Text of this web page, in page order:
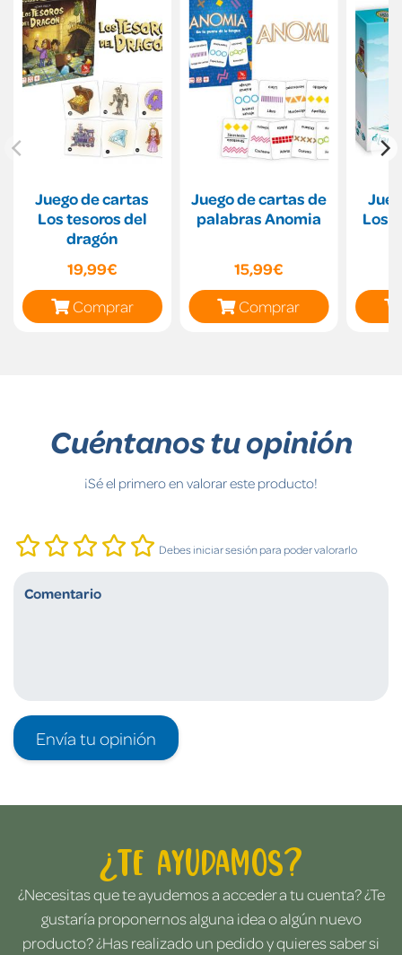
Juego de cartas
Los tesoros del
dragón
19,99€
Comprar
Juego de cartas de
palabras Anomia
15,99€
Comprar
Los
Cuéntanos tu opinión
¡Sé el primero en valorar este producto!
Debes iniciar sesión para poder valorarlo
Envía tu opinión
¿Te ayudamos?
¿Necesitas que te ayudemos a acceder a tu cuenta? ¿Te
gustaría proponernos alguna idea o algún nuevo
producto? ¿Has realizado un pedido y quieres saber si